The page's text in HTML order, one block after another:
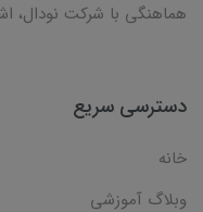
هماهنگی با شرکت نودال،
دسترسی سریع
خانه
وبلاگ آموزشی